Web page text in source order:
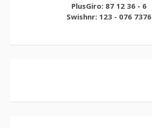
PlusGiro: 87 12 36 - 6
Swishnr: 123 - 076 7376